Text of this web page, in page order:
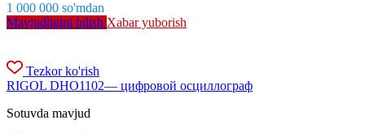
1 000 000 so'mdan
Mavjudligini bilish Xabar yuborish
Tezkor ko'rish
RIGOL DHO1102— цифровой осциллограф
Sotuvda mavjud